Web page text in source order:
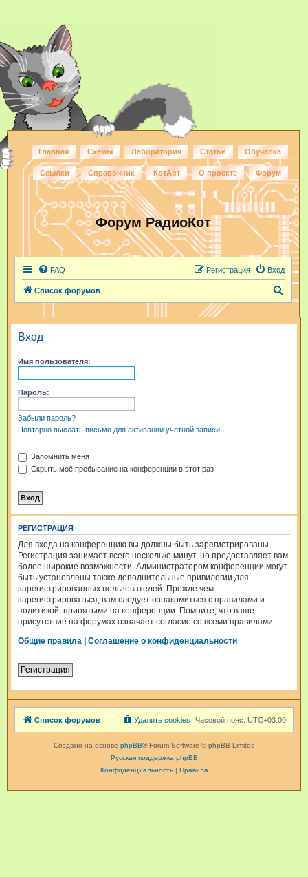
Главная Схемы Лаборатория Статьи Обучалка
Ссылки Справочник КотАрт О проекте Форум
Форум РадиоКот
FAQ Вход
Регистрация
Список форумов
и
Вход
Имя пользователя:
Пароль:
Забыли пароль?
Повторно выслать письмо для активации учётной записи
Запомнить меня
Скрыть моё пребывание на конференции в этот раз
РЕГИСТРАЦИЯ
Для входа на конференцию вы должны быть зарегистрированы.
Регистрация занимает всего несколько минут, но предоставляет вам
более широкие возможности. Администратором конференции могут
быть установлены также дополнительные привилегии для
зарегистрированных пользователей. Прежде чем
зарегистрироваться, вам следует ознакомиться с правилами и
политикой, принятыми на конференции. Помните, что ваше
присутствие на форумах означает согласие со всеми правилами.
Общие правила | Соглашение о конфиденциальности
Регистрация
Список форумов Часовой пояс: UTC+03:00
Удалить cookies
Создано на основе phpBB® Forum Software © phpBB Limited
Русская поддержка phpBB
Конфиденциальность| Правила